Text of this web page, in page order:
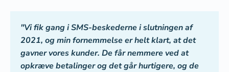
"Vi fik gang i SMS-beskederne i slutningen af
2021, og min fornemmelse er helt klart, at det
gavner vores kunder. De får nemmere ved at
opkræve betalinger og det går hurtigere, og de